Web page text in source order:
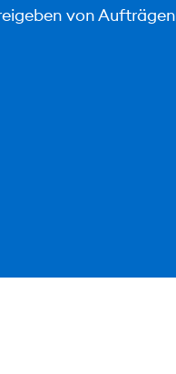
von Aufträgen